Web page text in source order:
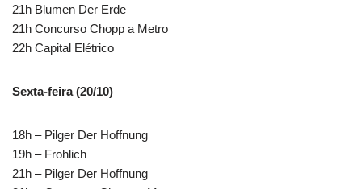
21h Blumen Der Erde
21h Concurso Chopp a Metro
22h Capital Elétrico
Sexta-feira (20/10)
18h – Pilger Der Hoffnung
19h – Frohlich
21h – Pilger Der Hoffnung